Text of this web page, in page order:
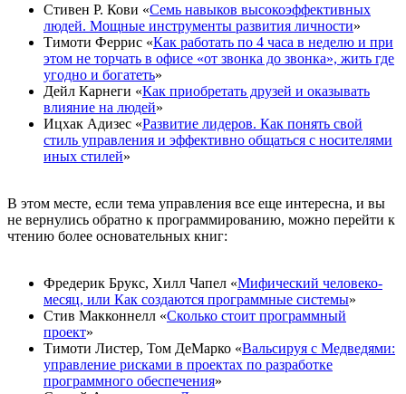
Стивен Р. Кови «Семь навыков высокоэффективных
людей. Мощные инструменты развития личности»
Тимоти Феррис «Как работать по 4 часа в неделю и при
этом не торчать в офисе «от звонка до звонка», жить где
угодно и богатеть»
Дейл Карнеги «Как приобретать друзей и оказывать
влияние на людей»
Ицхак Адизес «Развитие лидеров. Как понять свой
стиль управления и эффективно общаться с носителями
иных стилей»
В этом месте, если тема управления все еще интересна, и вы
не вернулись обратно к программированию, можно перейти к
чтению более основательных книг:
Фредерик Брукс, Хилл Чапел «Мифический человеко-
месяц, или Как создаются программные системы»
Стив Макконнелл «Сколько стоит программный
проект»
Тимоти Листер, Том ДеМарко «Вальсируя с Медведями:
управление рисками в проектах по разработке
программного обеспечения»